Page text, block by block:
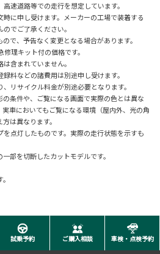
速道路等での走行を想定しています。
に申し受けます。メーカーの工場で装着する
でご了承ください。
で、予告なく変更となる場合があります。
理キット付の価格です。
含まれていません。
料などの諸費用は別途申し受けます。
リサイクル料金が別途必要となります。
条件や、ご覧になる画面で実際の色とは異な
車においてもご覧になる環境（屋内外、光の角
は異なります。
点灯したものです。実際の走行状態を示すも
部を切断したカットモデルです。
試乗予約 ご購入相談 車検・点検予約